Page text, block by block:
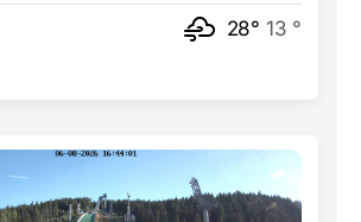
28° 13 °